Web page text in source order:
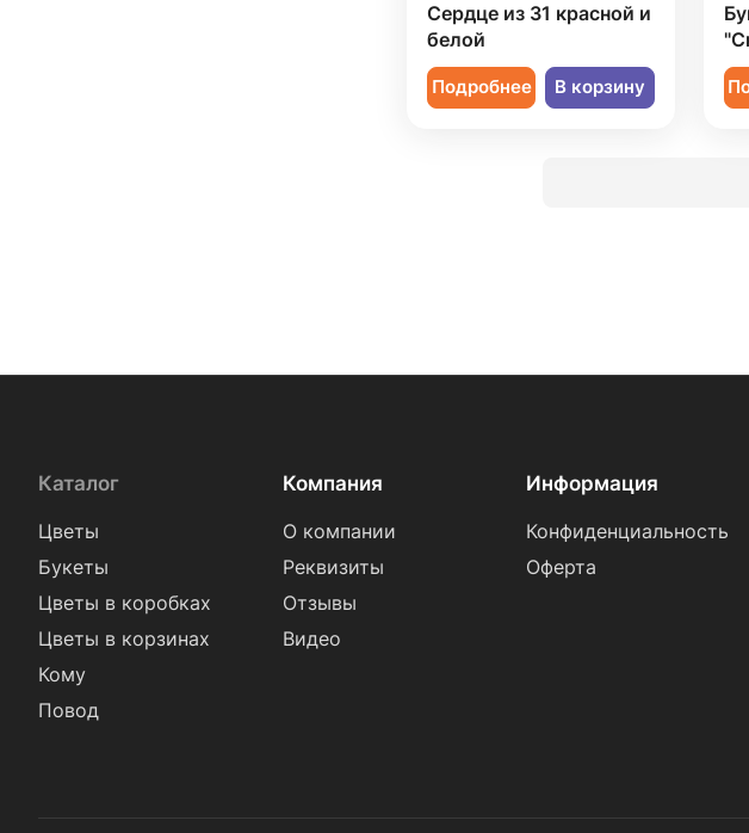
Сердце из 31 красной и
белой
Подробнее В корзину
Каталог
Цветы
Букеты
Цветы в коробках
Цветы в корзинах
Кому
Повод
Компания
О компании
Реквизиты
Отзывы
Видео
Информация
Конфиденциальность
Оферта